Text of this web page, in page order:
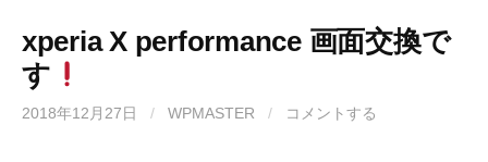
xperia X performance 画面交換で
す
2018年12月27日 / WPMASTER / コメントする